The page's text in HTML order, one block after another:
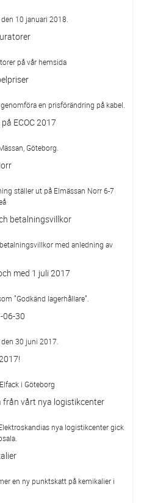
10 januari 2018.
på vår hemsida
en prisförändring på kabel.
ECOC 2017
Göteborg.
ställer ut på Elmässan Norr 6-7
betalningsvillkor
med anledning av
med 1 juli 2017
”Godkänd lagerhållare”.
06-30
30 juni 2017.
i Göteborg
från vårt nya logistikcenter
nya logistikcenter gick
en ny punktskatt på kemikalier i